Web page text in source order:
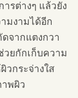
ต่างๆ แล้วยัง
มงามได้อีก
ดจากแตงกวา
ยกักเก็บความ
กระจ่างใส
พผิว